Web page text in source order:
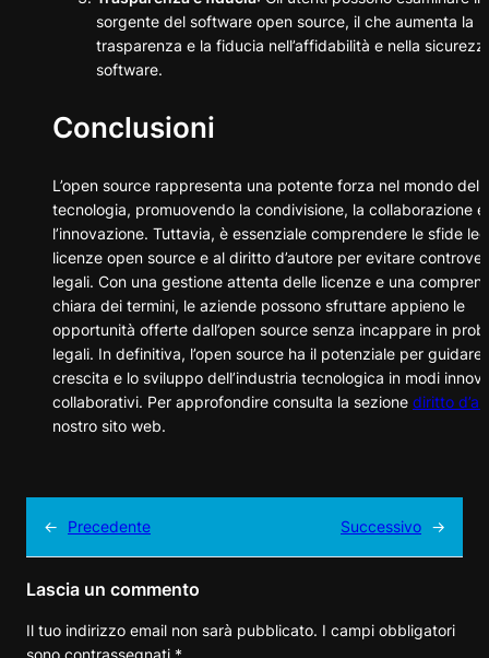
sorgente del software open source, il che aumenta la
trasparenza e la fiducia nell’affidabilità e nella
software.
Conclusioni
L’open source rappresenta una potente forza nel mondo
tecnologia, promuovendo la condivisione, la collaborazione e
l’innovazione. Tuttavia, è essenziale comprendere le sfide
licenze open source e al diritto d’autore per evitare
legali. Con una gestione attenta delle licenze e una
chiara dei termini, le aziende possono sfruttare appieno le
opportunità offerte dall’open source senza incappare in
legali. In definitiva, l’open source ha il potenziale per guidare
crescita e lo sviluppo dell’industria tecnologica in modi
collaborativi. Per approfondire consulta la sezione diritto
nostro sito web.
← Precedente Successivo →
Lascia un commento
Il tuo indirizzo email non sarà pubblicato. I campi obbligatori